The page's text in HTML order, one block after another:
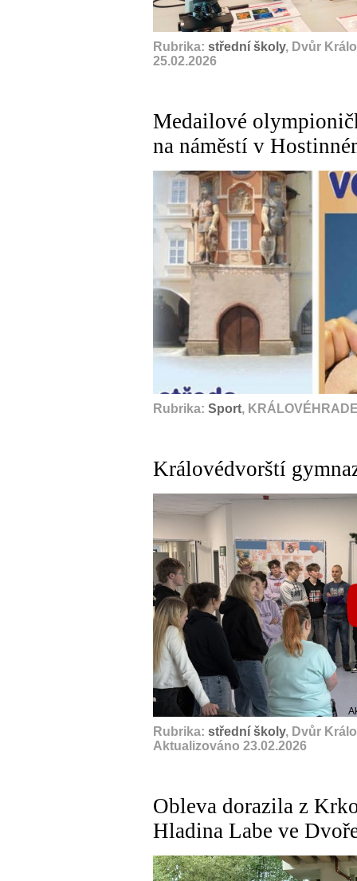
Rubrika: střední školy, Dvůr
25.02.2026
Medailové
na náměstí v
Rubrika: Sport,
Královédvorští
Rubrika: střední školy, Dvůr
Aktualizováno 23.02.2026
Obleva dorazila z
Hladina Labe ve